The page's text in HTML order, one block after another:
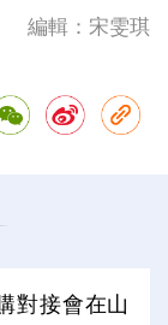
編輯：宋雯琪
對接會在山